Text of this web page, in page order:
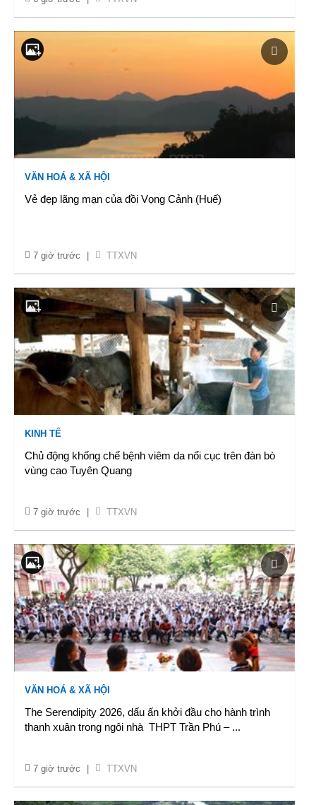
VĂN HOÁ & XÃ HỘI
Vẻ đẹp lãng mạn của đồi Vọng Cảnh (Huế)
7 giờ trước TTXVN
KINH TẾ
Chủ động khống chế bệnh viêm da nổi cục trên đàn bò
vùng cao Tuyên Quang
7 giờ trước TTXVN
VĂN HOÁ & XÃ HỘI
The Serendipity 2026, dấu ấn khởi đầu cho hành trình
thanh xuân trong ngôi nhà THPT Trần Phú – ...
7 giờ trước TTXVN